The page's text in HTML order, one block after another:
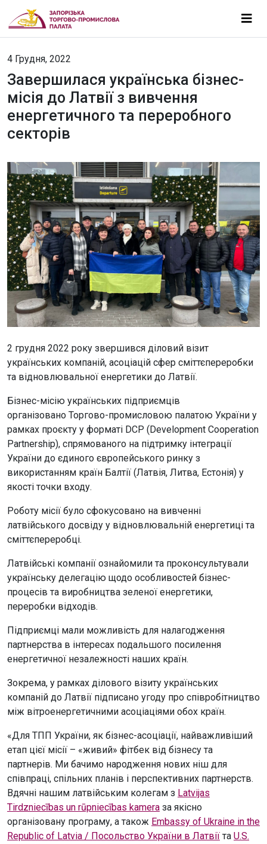
4 Грудня, 2022
Завершилася українська бізнес-
місія до Латвії з вивчення
енергетичного та переробного
секторів
2 грудня 2022 року звершився діловий візит
українських компаній, асоціацій сфер сміттєпереробки
та відновлювальної енергетики до Латвії.
Бізнес-місію українських підприємців
організовано Торгово-промисловою палатою України у
рамках проєкту у форматі DCP (Development Cooperation
Partnership), спрямованого на підтримку інтеграції
України до єдиного європейського ринку з
використанням країн Балтії (Латвія, Литва, Естонія) у
якості точки входу.
Роботу місії було сфокусовано на вивченні
латвійського досвіду у відновлювальній енергетиці та
сміттєпереробці.
Латвійські компанії ознайомили та проконсультували
українську делегацію щодо особливостей бізнес-
процесів та виробництва зеленої енергетики,
переробки відходів.
Підприємці мали можливість для налагодження
партнерства в інтересах подальшого посилення
енергетичної незалежності наших країн.
Зокрема, у рамках ділового візиту українських
компаній до Латвії підписано угоду про співробітництво
між вітроенергетичними асоціаціями обох країн.
«Для ТПП України, як бізнес-асоціації, найважливіший
етап цієї місії – «живий» фітбек від бізнесу та
партнерів. Ми бачимо народження нових ніш для
співпраці, спільних планів і перспективних партнерств.
Вдячні нашим латвійським колегам з Latvijas
Tirdzniecības un rūpniecības kamera за якісно
організовану програму, а також Embassy of Ukraine in the
Republic of Latvia / Посольство України в Латвії та U.S.